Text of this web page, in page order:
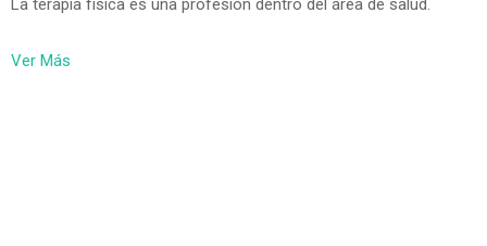
La terapia física es una profesión dentro del área de salud.
Ver Más